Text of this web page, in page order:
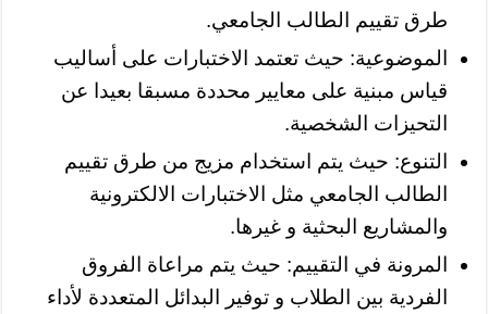
طرق تقييم الطالب الجامعي.
الموضوعية: حيث تعتمد الاختبارات على أساليب
قياس مبنية على معايير محددة مسبقا بعيدا عن
التحيزات الشخصية.
التنوع: حيث يتم استخدام مزيج من طرق تقييم
الطالب الجامعي مثل الاختبارات الالكترونية
والمشاريع البحثية و غيرها.
المرونة في التقييم: حيث يتم مراعاة الفروق
الفردية بين الطلاب و توفير البدائل المتعددة لأداء